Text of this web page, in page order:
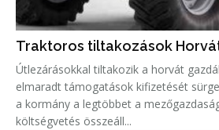
Traktoros tiltakozások
Útlezárásokkal tiltakozik a horvát
elmaradt támogatások kifizetését sürgetve. A termelők
a kormány a legtöbbet a
költségvetés összeáll...